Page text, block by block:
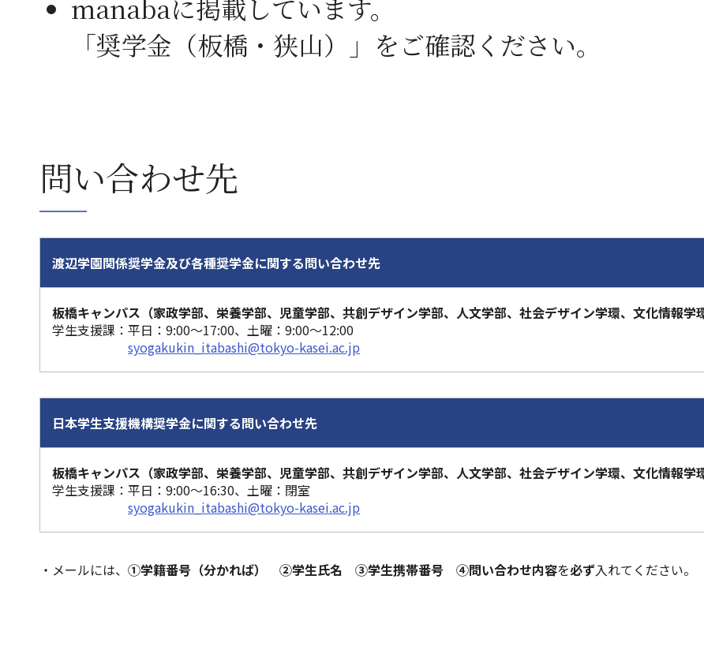
manabaに掲載しています。
「奨学金（板橋・狭山）」をご確認ください。
問い合わせ先
渡辺学園関係奨学金及び各種奨学金に関する問い合わせ先
板橋キャンパス（家政学部、栄養学部、児童学部、共創デザイン学部、人文学部、社会デザイン学環、文化情報学
学生支援課：平日：9:00～17:00、土曜：9:00～12:00
syogakukin_itabashi@tokyo-kasei.ac.jp
日本学生支援機構奨学金に関する問い合わせ先
板橋キャンパス（家政学部、栄養学部、児童学部、共創デザイン学部、人文学部、社会デザイン学環、文化情報学
学生支援課：平日：9:00～16:30、土曜：閉室
syogakukin_itabashi@tokyo-kasei.ac.jp
・メールには、 ➀学籍番号（分かれば） ②学生氏名 ③学生携帯番号 ④問い合わせ内容を必ず入れてください。